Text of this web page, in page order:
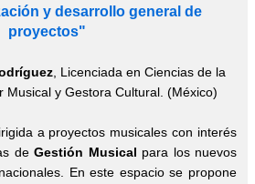
y desarrollo general de
proyectos"
, Licenciada en Ciencias de la
Musical y Gestora Cultural. (México)
a proyectos musicales con interés
de Gestión Musical para los nuevos
En este espacio se propone